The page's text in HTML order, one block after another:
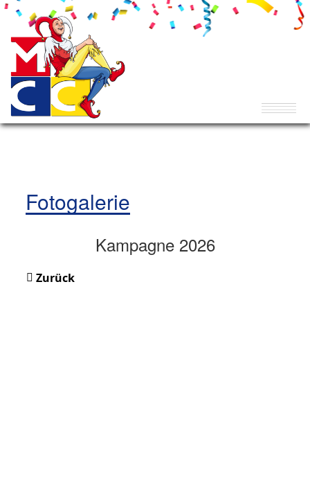
Fotogalerie
Kampagne 2026
Zurück